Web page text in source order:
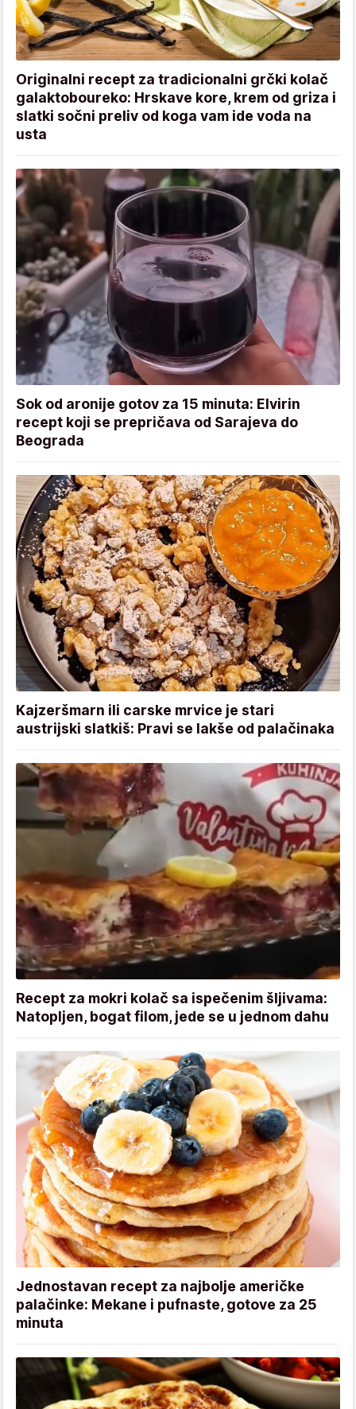
Originalni recept za tradicionalni grčki kolač
galaktoboureko: Hrskave kore, krem od griza i
slatki sočni preliv od koga vam ide voda na
usta
Sok od aronije gotov za 15 minuta: Elvirin
recept koji se prepričava od Sarajeva do
Beograda
Kajzeršmarn ili carske mrvice je stari
austrijski slatkiš: Pravi se lakše od palačinaka
Recept za mokri kolač sa ispečenim šljivama:
Natopljen, bogat filom, jede se u jednom dahu
Jednostavan recept za najbolje američke
palačinke: Mekane i pufnaste, gotove za 25
minuta